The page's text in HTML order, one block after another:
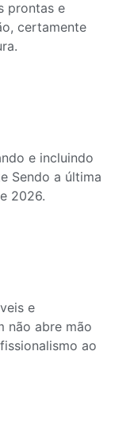
prontas e
certamente
e incluindo
Sendo a última
2026.
e
não abre mão
ao